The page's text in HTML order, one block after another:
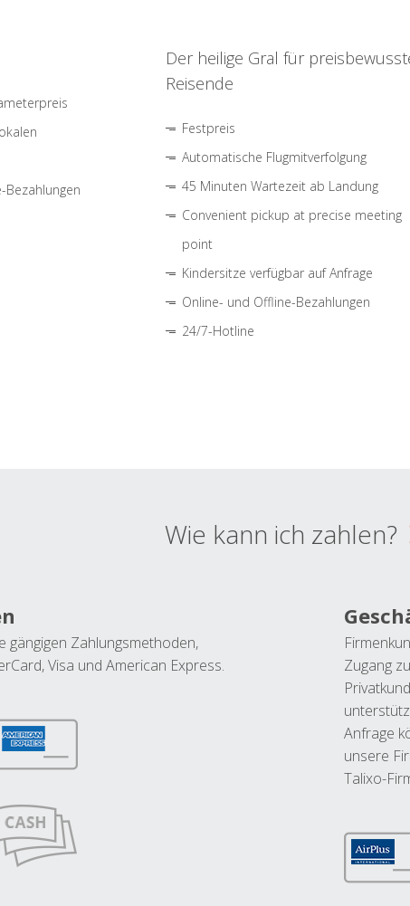
Bezahlungen
Der heilige Gral für
Reisende
Festpreis
Automatische Flugmitverfolgung
45 Minuten Wartezeit ab Landung
Convenient pickup at precise meeting
point
Kindersitze verfügbar auf Anfrage
Online- und Offline-Bezahlungen
24/7-Hotline
Wie kann ich zahlen?
gängigen Zahlungsmethoden,
Visa und American Express.
Zugang
Anfrage
unsere
Talixo-